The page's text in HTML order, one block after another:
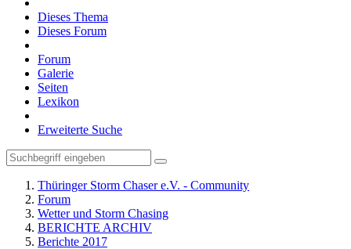
Dieses Thema
Dieses Forum
Forum
Galerie
Seiten
Lexikon
Erweiterte Suche
Thüringer Storm Chaser e.V. - Community
Forum
Wetter und Storm Chasing
BERICHTE ARCHIV
Berichte 2017